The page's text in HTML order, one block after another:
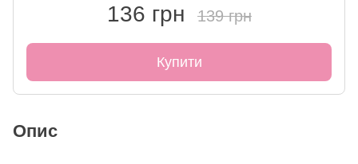
136 грн 139 грн
Купити
Опис